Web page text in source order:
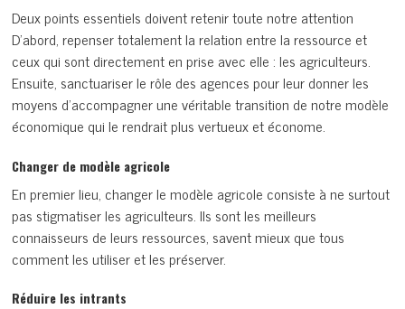
Deux points essentiels doivent retenir toute notre attention
D’abord, repenser totalement la relation entre la ressource et
ceux qui sont directement en prise avec elle : les agriculteurs.
Ensuite, sanctuariser le rôle des agences pour leur donner les
moyens d’accompagner une véritable transition de notre modèle
économique qui le rendrait plus vertueux et économe.
Changer de modèle agricole
En premier lieu, changer le modèle agricole consiste à ne surtout
pas stigmatiser les agriculteurs. Ils sont les meilleurs
connaisseurs de leurs ressources, savent mieux que tous
comment les utiliser et les préserver.
Réduire les intrants